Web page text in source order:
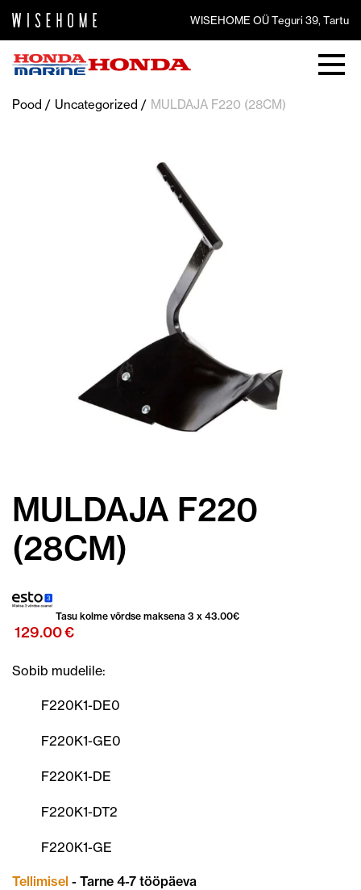
WISEHOME OÜ Teguri 39, Tartu
Pood Uncategorized MULDAJA F220 (28CM)
MULDAJA F220
(28CM)
Tasu kolme võrdse maksena 3 x 43.00€
129.00€
Sobib mudelile:
F220K1-DE0
F220K1-GE0
F220K1-DE
F220K1-DT2
F220K1-GE
Tellimisel - Tarne 4-7 tööpäeva